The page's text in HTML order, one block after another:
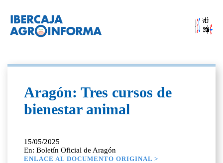
Aragón: Tres cursos de
bienestar animal
15/05/2025
En: Boletín Oficial de Aragón
ENLACE AL DOCUMENTO ORIGINAL >